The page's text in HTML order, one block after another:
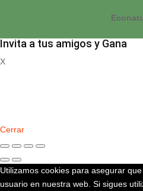
Invita a tus amigos y Gana
X
Cerrar
Utilizamos cookies para asegurar
usuario en nuestra web. Si sigues